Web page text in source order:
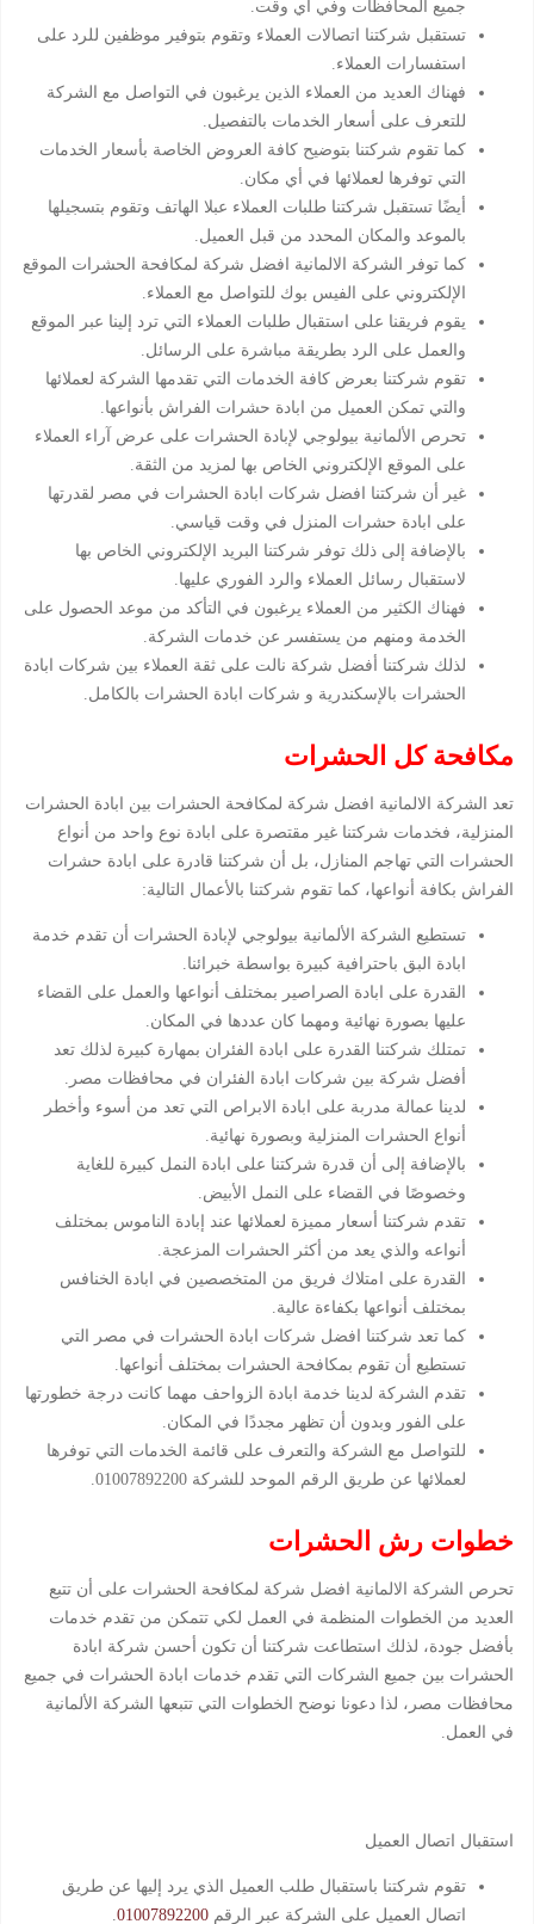
جميع المحافظات وفي أي وقت.
تستقبل شركتنا اتصالات العملاء وتقوم بتوفير موظفين للرد على
استفسارات العملاء.
فهناك العديد من العملاء الذين يرغبون في التواصل مع الشركة
للتعرف على أسعار الخدمات بالتفصيل.
كما تقوم شركتنا بتوضيح كافة العروض الخاصة بأسعار الخدمات
التي توفرها لعملائها في أي مكان.
أيضًا تستقبل شركتنا طلبات العملاء عبلا الهاتف وتقوم بتسجيلها
بالموعد والمكان المحدد من قبل العميل.
كما توفر الشركة الالمانية افضل شركة لمكافحة الحشرات الموقع
الإلكتروني على الفيس بوك للتواصل مع العملاء.
يقوم فريقنا على استقبال طلبات العملاء التي ترد إلينا عبر الموقع
والعمل على الرد بطريقة مباشرة على الرسائل.
تقوم شركتنا بعرض كافة الخدمات التي تقدمها الشركة لعملائها
والتي تمكن العميل من ابادة حشرات الفراش بأنواعها.
تحرص الألمانية بيولوجي لإبادة الحشرات على عرض آراء العملاء
على الموقع الإلكتروني الخاص بها لمزيد من الثقة.
غير أن شركتنا افضل شركات ابادة الحشرات في مصر لقدرتها
على ابادة حشرات المنزل في وقت قياسي.
بالإضافة إلى ذلك توفر شركتنا البريد الإلكتروني الخاص بها
لاستقبال رسائل العملاء والرد الفوري عليها.
فهناك الكثير من العملاء يرغبون في التأكد من موعد الحصول على
الخدمة ومنهم من يستفسر عن خدمات الشركة.
لذلك شركتنا أفضل شركة نالت على ثقة العملاء بين شركات ابادة
الحشرات بالإسكندرية و شركات ابادة الحشرات بالكامل.
مكافحة كل الحشرات
تعد الشركة الالمانية افضل شركة لمكافحة الحشرات بين ابادة الحشرات
المنزلية، فخدمات شركتنا غير مقتصرة على ابادة نوع واحد من أنواع
الحشرات التي تهاجم المنازل، بل أن شركتنا قادرة على ابادة حشرات
الفراش بكافة أنواعها، كما تقوم شركتنا بالأعمال التالية:
تستطيع الشركة الألمانية بيولوجي لإبادة الحشرات أن تقدم خدمة
ابادة البق باحترافية كبيرة بواسطة خبرائنا.
القدرة على ابادة الصراصير بمختلف أنواعها والعمل على القضاء
عليها بصورة نهائية ومهما كان عددها في المكان.
تمتلك شركتنا القدرة على ابادة الفئران بمهارة كبيرة لذلك تعد
أفضل شركة بين شركات ابادة الفئران في محافظات مصر.
لدينا عمالة مدربة على ابادة الابراص التي تعد من أسوء وأخطر
أنواع الحشرات المنزلية وبصورة نهائية.
بالإضافة إلى أن قدرة شركتنا على ابادة النمل كبيرة للغاية
وخصوصًا في القضاء على النمل الأبيض.
تقدم شركتنا أسعار مميزة لعملائها عند إبادة الناموس بمختلف
أنواعه والذي يعد من أكثر الحشرات المزعجة.
القدرة على امتلاك فريق من المتخصصين في ابادة الخنافس
بمختلف أنواعها بكفاءة عالية.
كما تعد شركتنا افضل شركات ابادة الحشرات في مصر التي
تستطيع أن تقوم بمكافحة الحشرات بمختلف أنواعها.
تقدم الشركة لدينا خدمة ابادة الزواحف مهما كانت درجة خطورتها
على الفور وبدون أن تظهر مجددًا في المكان.
للتواصل مع الشركة والتعرف على قائمة الخدمات التي توفرها
لعملائها عن طريق الرقم الموحد للشركة 01007892200.
خطوات رش الحشرات
تحرص الشركة الالمانية افضل شركة لمكافحة الحشرات على أن تتبع
العديد من الخطوات المنظمة في العمل لكي تتمكن من تقدم خدمات
بأفضل جودة، لذلك استطاعت شركتنا أن تكون أحسن شركة ابادة
الحشرات بين جميع الشركات التي تقدم خدمات ابادة الحشرات في جميع
محافظات مصر، لذا دعونا نوضح الخطوات التي تتبعها الشركة الألمانية
في العمل.
استقبال اتصال العميل
تقوم شركتنا باستقبال طلب العميل الذي يرد إليها عن طريق
اتصال العميل على الشركة عبر الرقم 01007892200
.